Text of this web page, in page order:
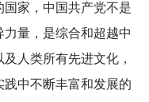
家，中国共产党不是
量，是综合和超越中
人类所有先进文化，
中不断丰富和发展的